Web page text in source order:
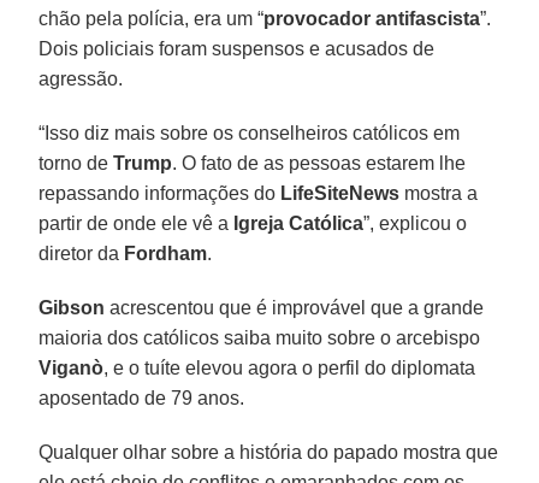
chão pela polícia, era um “provocador antifascista”.
Dois policiais foram suspensos e acusados de
agressão.
“Isso diz mais sobre os conselheiros católicos em
torno deTrump. O fato de as pessoas estarem lhe
repassando informações do LifeSiteNews mostra a
partir de onde ele vê a Igreja Católica”, explicou o
diretor da Fordham.
Gibson acrescentou que é improvável que a grande
maioria dos católicos saiba muito sobre o arcebispo
Viganò, e o tuíte elevou agora o perfil do diplomata
aposentado de 79 anos.
Qualquer olhar sobre a história do papado mostra que